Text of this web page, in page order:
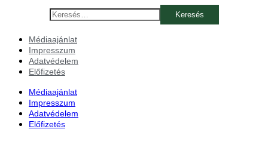
Keresés:
Médiaajánlat
Impresszum
Adatvédelem
Előfizetés
Médiaajánlat
Impresszum
Adatvédelem
Előfizetés